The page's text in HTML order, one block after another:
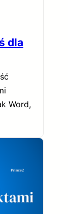
dla
Word,